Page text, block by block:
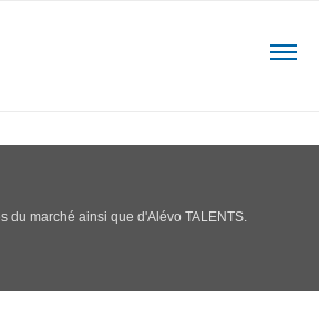
du marché ainsi que d'Alévo TALENTS.